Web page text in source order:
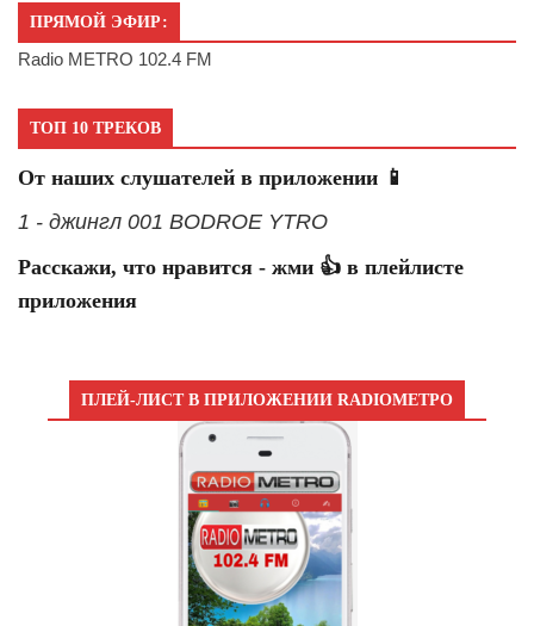
ПРЯМОЙ ЭФИР:
Radio METRO 102.4 FM
ТОП 10 ТРЕКОВ
От наших слушателей в приложении 📱
1 - джингл 001 BODROE YTRO
Расскажи, что нравится - жми 👍 в плейлисте
приложения
ПЛЕЙ-ЛИСТ В ПРИЛОЖЕНИИ RADIOМЕТРО